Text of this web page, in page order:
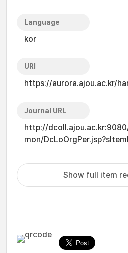
Language
kor
URI
https://aurora.ajou.ac.kr/
Journal URL
http://
mon/
Show full item